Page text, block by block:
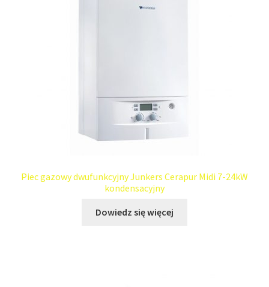
Piec gazowy dwufunkcyjny Junkers Cerapur Midi 7-24kW
kondensacyjny
Dowiedz się więcej